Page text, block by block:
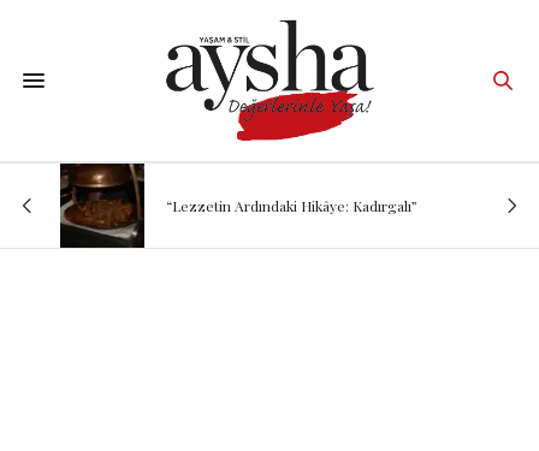
“Lezzetin Ardındaki Hikâye: Kadırgalı”